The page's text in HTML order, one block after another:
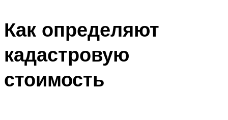
Как определяют
кадастровую
стоимость